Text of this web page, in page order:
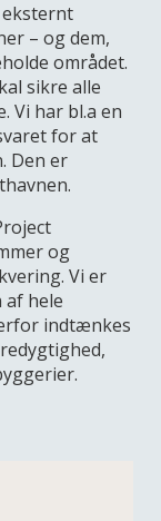
– og dem,
området.
sikre alle
Vi har bl.a en
for at
Den er
og
Vi er
hele
indtænkes